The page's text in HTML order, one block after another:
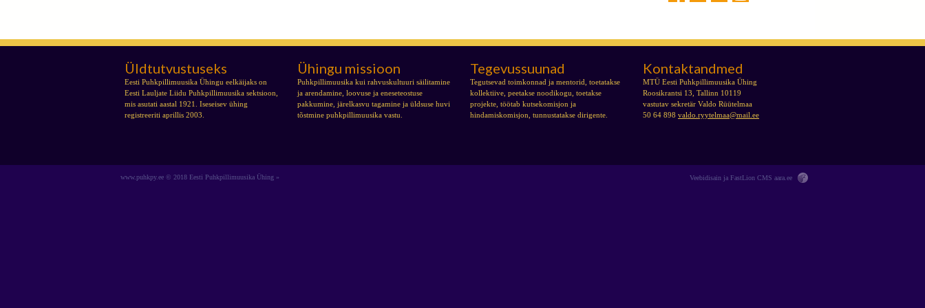
Üldtutvustuseks
Eesti Puhkpillimuusika Ühingu eelkäijaks on
Eesti Lauljate Liidu Puhkpillimuusika sektsioon,
mis asutati aastal 1921. Iseseisev ühing
registreeriti aprillis 2003.
Ühingu missioon
Puhkpillimuusika kui rahvuskultuuri säilitamine
ja arendamine, loovuse ja eneseteostuse
pakkumine, järelkasvu tagamine ja üldsuse huvi
tõstmine puhkpillimuusika vastu.
Tegevussuunad
Tegutsevad toimkonnad ja mentorid, toetatakse
kollektiive, peetakse noodikogu, toetakse
projekte, töötab kutsekomisjon ja
hindamiskomisjon, tunnustatakse dirigente.
Kontaktandmed
MTÜ Eesti Puhkpillimuusika Ühing
Roosikrantsi 13, Tallinn 10119
vastutav sekretär Valdo Rüütelmaa
50 64 898 valdo.ryytelmaa@mail.ee
Veebidisain ja FastLion CMS aara.ee
www.puhkpy.ee © 2018 Eesti Puhkpillimuusika Ühing »